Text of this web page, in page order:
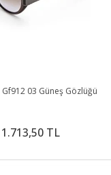
Gf912 03 Güneş Gözlüğü
1.713,50 TL